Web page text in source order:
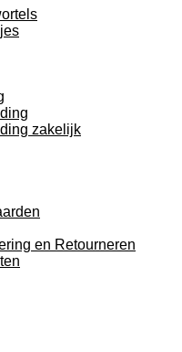
zakelijk
en Retourneren